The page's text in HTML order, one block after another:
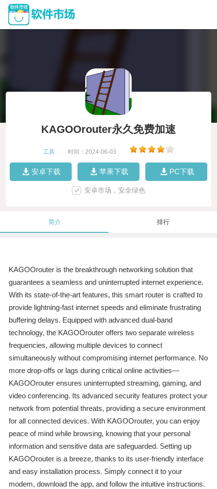
KAGOOrouter永久免费加速
工具 时间：2024-06-03
安卓下载 苹果下载 PC下载
安卓市场，安全绿色
简介 排行
KAGOOrouter is the breakthrough networking solution that
guarantees a seamless and uninterrupted internet experience.
With its state-of-the-art features, this smart router is crafted to
provide lightning-fast internet speeds and eliminate frustrating
buffering delays. Equipped with advanced dual-band
technology, the KAGOOrouter offers two separate wireless
frequencies, allowing multiple devices to connect
simultaneously without compromising internet performance. No
more drop-offs or lags during critical online activities—
KAGOOrouter ensures uninterrupted streaming, gaming, and
video conferencing. Its advanced security features protect your
network from potential threats, providing a secure environment
for all connected devices. With KAGOOrouter, you can enjoy
peace of mind while browsing, knowing that your personal
information and sensitive data are safeguarded. Setting up
KAGOOrouter is a breeze, thanks to its user-friendly interface
and easy installation process. Simply connect it to your
modem, download the app, and follow the intuitive instructions.